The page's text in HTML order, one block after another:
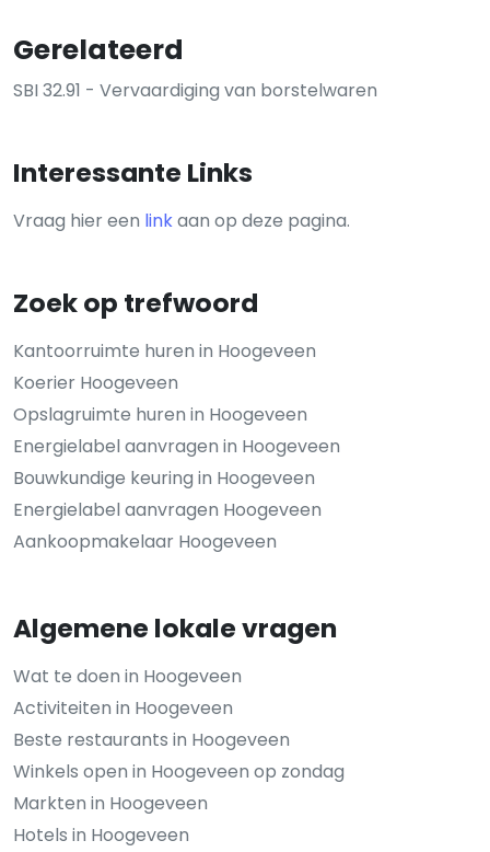
Gerelateerd
SBI 32.91 - Vervaardiging van borstelwaren
Interessante Links
Vraag hier een linkaan op deze pagina.
Zoek op trefwoord
Kantoorruimte huren in Hoogeveen
Koerier Hoogeveen
Opslagruimte huren in Hoogeveen
Energielabel aanvragen in Hoogeveen
Bouwkundige keuring in Hoogeveen
Energielabel aanvragen Hoogeveen
Aankoopmakelaar Hoogeveen
Algemene lokale vragen
Wat te doen in Hoogeveen
Activiteiten in Hoogeveen
Beste restaurants in Hoogeveen
Winkels open in Hoogeveen op zondag
Markten in Hoogeveen
Hotels in Hoogeveen